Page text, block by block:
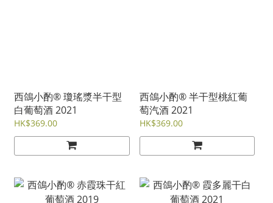
西鴿小酌® 瓊瑤漿半干型
白葡萄酒 2021
HK$369.00
西鴿小酌® 半干型桃紅葡
萄汽酒 2021
HK$369.00